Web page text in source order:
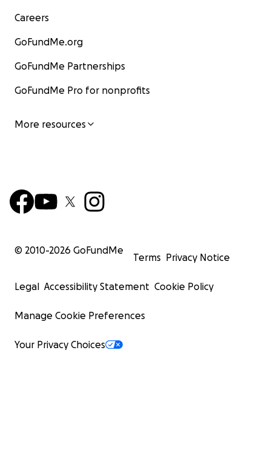
Careers
GoFundMe.org
GoFundMe Partnerships
GoFundMe Pro for nonprofits
More resources
© 2010-2026 GoFundMe
Terms Privacy Notice
Legal Accessibility Statement Cookie Policy
Manage Cookie Preferences
Your Privacy Choices